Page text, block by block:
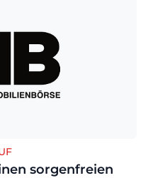
sorgenfreien